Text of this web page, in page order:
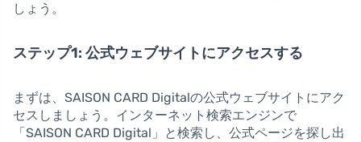
しょう。
ステップ1: 公式ウェブサイトにアクセスする
まずは、SAISON CARD Digitalの公式ウェブサイトにアク
セスしましょう。インターネット検索エンジンで
「SAISON CARD Digital」と検索し、公式ページを探し出